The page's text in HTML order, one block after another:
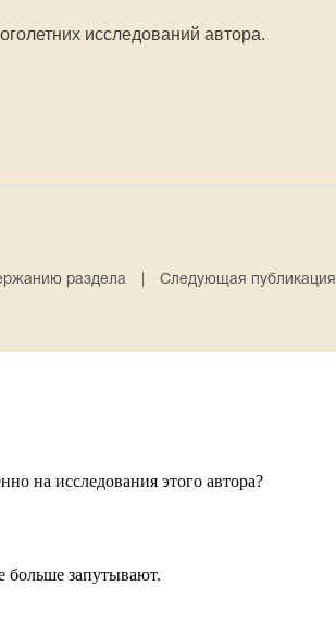
исследований автора.
раздела Следующая публикация